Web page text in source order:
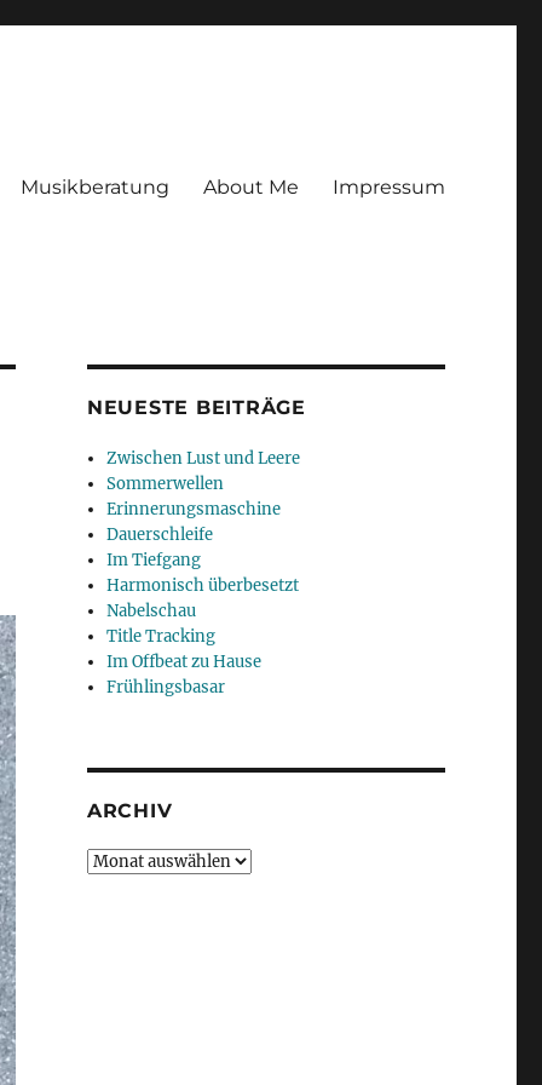
Musikberatung About Me Impressum
NEUESTE BEITRÄGE
Zwischen Lust und Leere
Sommerwellen
Erinnerungsmaschine
Dauerschleife
Im Tiefgang
Harmonisch überbesetzt
Nabelschau
Title Tracking
Im Offbeat zu Hause
Frühlingsbasar
ARCHIV
Archiv